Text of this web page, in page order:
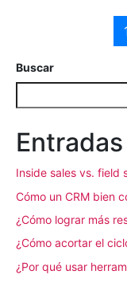
Buscar
Inside sales vs. field
Cómo un CRM bien
¿Cómo lograr más
¿Cómo acortar el
¿Por qué usar